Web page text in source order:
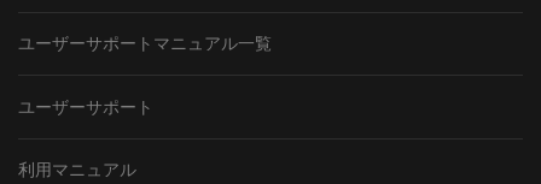
ユーザーサポートマニュアル一覧
ユーザーサポート
利用マニュアル